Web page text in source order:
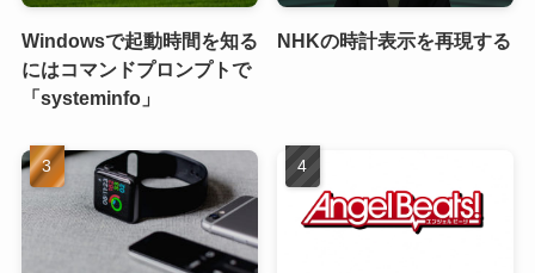
Windowsで起動時間を知る
にはコマンドプロンプトで
「systeminfo」
NHKの時計表示を再現する